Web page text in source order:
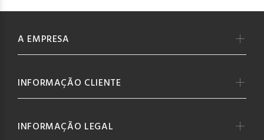
A EMPRESA
INFORMAÇÃO CLIENTE
INFORMAÇÃO LEGAL